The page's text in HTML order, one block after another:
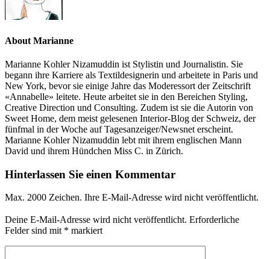
About Marianne
Marianne Kohler Nizamuddin ist Stylistin und Journalistin. Sie
begann ihre Karriere als Textildesignerin und arbeitete in Paris und
New York, bevor sie einige Jahre das Moderessort der Zeitschrift
«Annabelle» leitete. Heute arbeitet sie in den Bereichen Styling,
Creative Direction und Consulting. Zudem ist sie die Autorin von
Sweet Home, dem meist gelesenen Interior-Blog der Schweiz, der
fünfmal in der Woche auf Tagesanzeiger/Newsnet erscheint.
Marianne Kohler Nizamuddin lebt mit ihrem englischen Mann
David und ihrem Hündchen Miss C. in Zürich.
Hinterlassen Sie einen Kommentar
Max. 2000 Zeichen. Ihre E-Mail-Adresse wird nicht veröffentlicht.
Deine E-Mail-Adresse wird nicht veröffentlicht. Erforderliche
Felder sind mit * markiert